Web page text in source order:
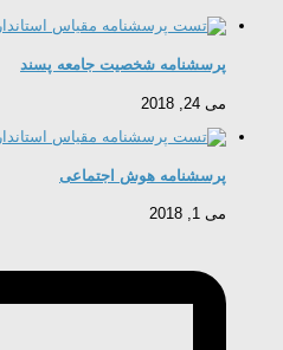
پرسشنامه شخصیت جامعه پسند
می 24, 2018
پرسشنامه هوش اجتماعی
می 1, 2018